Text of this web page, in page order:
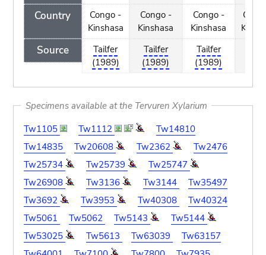
Country
Source
Congo -
Kinshasa
Tailfer
(1989)
Congo -
Kinshasa
Tailfer
(1989)
Congo -
Kinshasa
Tailfer
(1989)
Specimens available at the Tervuren Xylarium
Tw1105
Tw1112
Tw14810
Tw14835
Tw20608 Tw2362
Tw2476
Tw25734
Tw25739
Tw25747
Tw26908
Tw3136 Tw3144
Tw35497
Tw3692
Tw3953 Tw40308
Tw40324
Tw5061
Tw5062 Tw5143
Tw5144
Tw53025
Tw5613 Tw63039
Tw63157